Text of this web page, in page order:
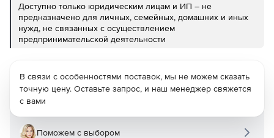
Доступно только юридическим лицам и ИП – не
предназначено для личных, семейных, домашних и иных
нужд, не связанных с осуществлением
предпринимательской деятельности
В связи с особенностями поставок, мы не можем сказать
точную цену. Оставьте запрос, и наш менеджер свяжется
с вами
Поможем с выбором